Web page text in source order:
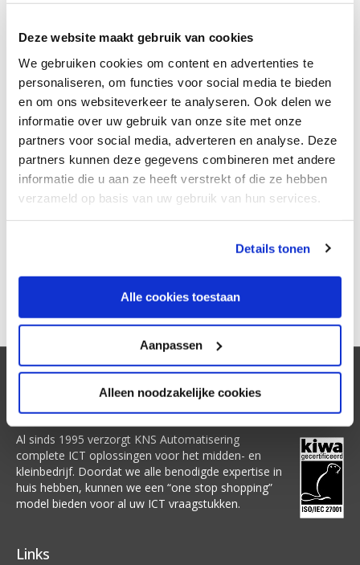
Deze website maakt gebruik van cookies
We gebruiken cookies om content en advertenties te
personaliseren, om functies voor social media te bieden
en om ons websiteverkeer te analyseren. Ook delen we
informatie over uw gebruik van onze site met onze
partners voor social media, adverteren en analyse. Deze
partners kunnen deze gegevens combineren met andere
informatie die u aan ze heeft verstrekt of die ze hebben
verzameld op basis van uw gebruik van hun services.
Details tonen
Alle cookies toestaan
Aanpassen
Alleen noodzakelijke cookies
Brancheorganisatie ICTWaarborg organiseerde dit jaar voor de
dertiende keer de ICTWaarborg Awards. Het publiek vormde de
jury en koos uit duizenden deelnemende bedrijven de winnaars
in diverse categorieën.
Winnaar in 2014, 2015, 2016 en
2017!
Reeds drie keer eerder won KNS Automatisering de
Publieksprijs voor zakelijke ICT dienstverleners in de provincie
Noord-Holland. Deze vierde Award betekent opnieuw veel
stemmen van onze klanten. Nogmaals hartelijk bedankt
Geplaatst inNieuws
Al sinds 1995 verzorgt KNS Automatisering
complete ICT oplossingen voor het midden- en
kleinbedrijf. Doordat we alle benodigde expertise in
huis hebben, kunnen we een “one stop shopping”
model bieden voor al uw ICT vraagstukken.
Links